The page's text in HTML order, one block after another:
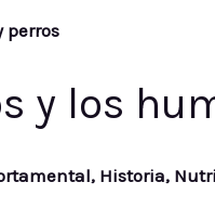
y los
, Historia,